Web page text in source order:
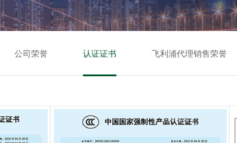
公司荣誉 认证证书 飞利浦代理销售荣誉